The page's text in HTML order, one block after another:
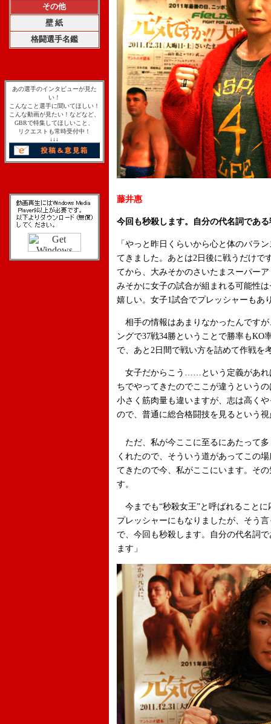
その他
壁 紙
格闘選手名鑑
あの選手のインタビューが見た
い！
こんなこと選手に聞いてほしい！
こんな動画が見たい！などなど、
GBRで特集してほしいこと、
リクエストも常時受付中！
↓↓↓
藤井惠
今回も秒殺します。自分の代名詞であ
「やっと昨日くらいから心と体のバラ
てきました。あとは2日後に戦うだけで
てから、大みそかのさいたまスーパー
みそかに女子の試合が組まれる可能性
嬉しい。女子1試合でプレッシャーもあ
相手の情報はあまりなかったんです
ングで37戦34勝ということで勝率もKO
で、あと2日間で戦い方を詰めて作戦を
女子だからこう……という定義があれ
ちでやってきたのでここが違うという
小さく筋肉量も違いますが、志は高く
ので、普通に総合格闘技を見るという
ただ、私が今ここに至るにあたって
くれたので、そういう道があってこの
てきたので今、私がここにいます。そ
す。
今までも“秒殺女王”と呼ばれること
プレッシャーにもなりましたが、そう
で、今回も秒殺します。自分の代名詞
ます」